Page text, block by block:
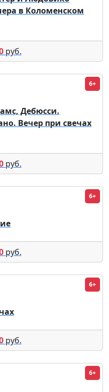
в Коломенском
руб.
6+
Дебюсси.
Вечер при свечах
руб.
6+
руб.
6+
руб.
6+